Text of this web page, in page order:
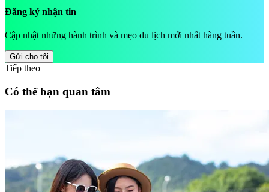
Đăng ký nhận tin
Cập nhật những hành trình và mẹo du lịch mới nhất hàng tuần.
Gửi cho tôi
Tiếp theo
Có thể bạn quan tâm